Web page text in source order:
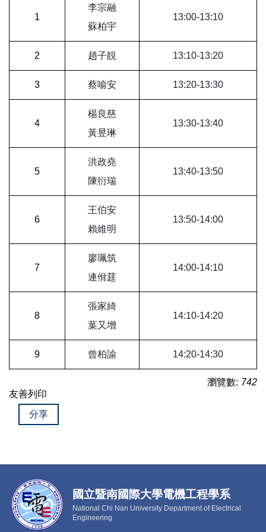
1
李宗融
蘇柏宇
13:00-13:10
2 趙子靚 13:10-13:20
3 蔡喻安 13:20-13:30
4
楊良慈
黃昱琳
13:30-13:40
5
洪政堯
陳衍瑞
13:40-13:50
6
王伯安
賴維明
13:50-14:00
7
廖珮筑
連佾莛
14:00-14:10
8
張家綺
葉又增
14:10-14:20
9 曾柏諭 14:20-14:30
瀏覽數: 742
友善列印
分享
國立暨南國際大學電機工程學系
National Chi Nan University Department of Electrical
Engineering